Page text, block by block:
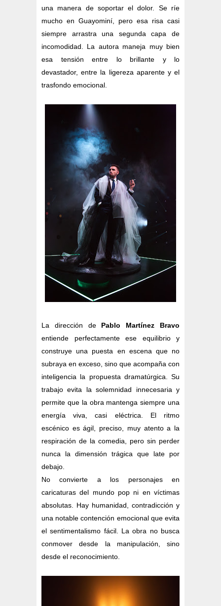
una manera de soportar el dolor. Se ríe
mucho en Guayominí, pero esa risa casi
siempre arrastra una segunda capa de
incomodidad. La autora maneja muy bien
esa tensión entre lo brillante y lo
devastador, entre la ligereza aparente y el
trasfondo emocional.
La dirección de Pablo Martínez Bravo
entiende perfectamente ese equilibrio y
construye una puesta en escena que no
subraya en exceso, sino que acompaña con
inteligencia la propuesta dramatúrgica. Su
trabajo evita la solemnidad innecesaria y
permite que la obra mantenga siempre una
energía viva, casi eléctrica. El ritmo
escénico es ágil, preciso, muy atento a la
respiración de la comedia, pero sin perder
nunca la dimensión trágica que late por
debajo.
No convierte a los personajes en
caricaturas del mundo pop ni en víctimas
absolutas. Hay humanidad, contradicción y
una notable contención emocional que evita
el sentimentalismo fácil. La obra no busca
conmover desde la manipulación, sino
desde el reconocimiento.